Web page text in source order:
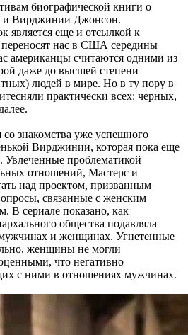
биографической книги о
и Вирджинии Джонсон.
является еще и отсылкой к
нас в США середины
американцы считаются одними из
даже до высшей степени
людей в мире. Но в ту пору в
практически всех: черных,
знакомства уже успешного
Вирджинии, которая пока еще
Увлеченные проблематикой
отношений, Мастерс и
над проектом, призванным
связанные с женским
В сериале показано, как
общества подавляла
и женщинах. Угнетенные
женщины не могли
что негативно
с ними в отношениях мужчинах.